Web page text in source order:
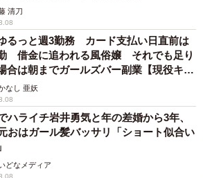
清刀
るっと週3勤務 カード支払い日直前は
借金に追われる風俗嬢 それでも足り
合は朝までガールズバー副業【現役キャ
取材】
なし 亜妖
ハライチ岩井勇気と年の差婚から3年、
おはガール髪バッサリ「ショート似合い
どなメディア